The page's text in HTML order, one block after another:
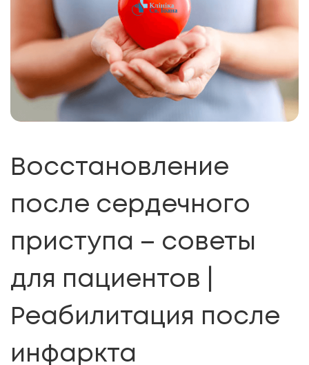
Восстановление
после сердечного
приступа – советы
для пациентов |
Реабилитация после
инфаркта